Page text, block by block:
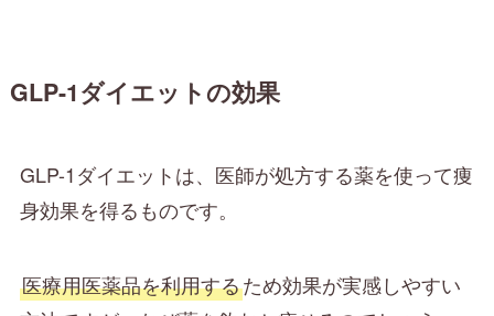
GLP-1ダイエットの効果
GLP-1ダイエットは、医師が処方する薬を使って痩
身効果を得るものです。
医療用医薬品を利用するため効果が実感しやすい